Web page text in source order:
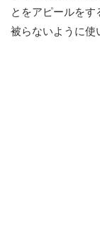
とをアピールを
被らないように使